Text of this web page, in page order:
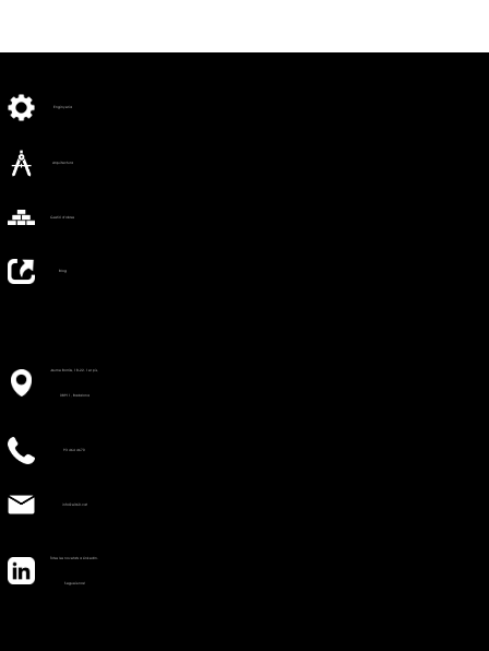
Enginyeria
Arquitectura
Gestió d'obres
Blog
Jaume Borràs, 18-22. 1er pis,
08911, Badalona
93 464 4670
info@e360.cat
Totes les novetats a LinkedIn.
Segueix-nos!